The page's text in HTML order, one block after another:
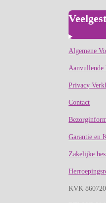
Algemene
Aanvullende
Privacy
Contact
Garantie en
Zakelijke
KVK